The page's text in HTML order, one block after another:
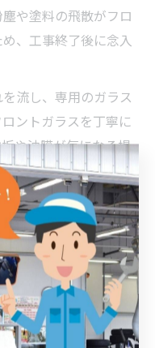
や塗料の飛散がフロ
、工事終了後に念入
流し、専用のガラス
ントガラスを丁寧に
や油膜が気になる場
撥水コートを施すこ
ます。
タオルで優しく拭き
防げます。地元の水
ことも、愛車の美し